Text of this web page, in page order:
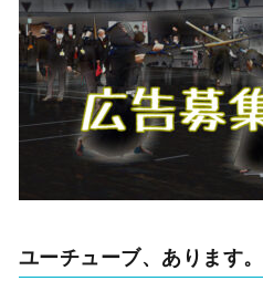
ユーチューブ、あります。